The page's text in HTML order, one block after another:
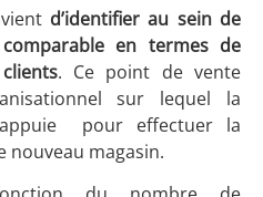
d’identifier au sein de
comparable en termes de
. Ce point de vente
sur lequel la
pour effectuer la
nouveau magasin.